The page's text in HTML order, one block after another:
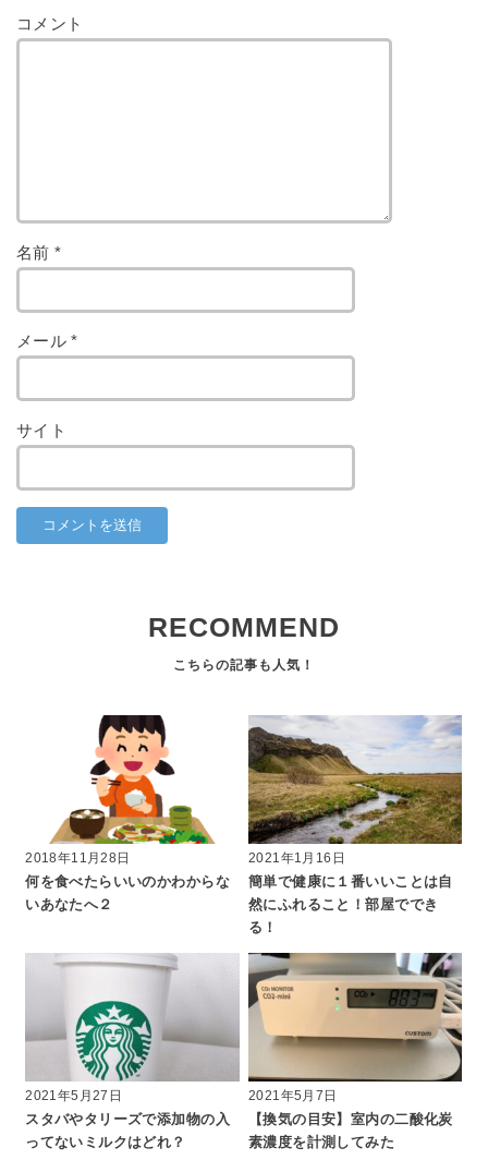
コメント
名前 *
メール*
サイト
RECOMMEND
2018年11月28日
何を食べたらいいのかわからな
いあなたへ２
2021年1月16日
簡単で健康に１番いいことは自
然にふれること！部屋ででき
る！
2021年5月27日
スタバやタリーズで添加物の入
ってないミルクはどれ？
2021年5月7日
【換気の目安】室内の二酸化炭
素濃度を計測してみた